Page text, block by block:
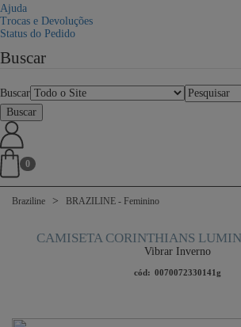
Ajuda
Trocas e Devoluções
Status do Pedido
Buscar
Buscar
0
Braziline BRAZILINE - Feminino
CAMISETA CORINTHIANS
Vibrar Inverno
cód: 0070072330141g